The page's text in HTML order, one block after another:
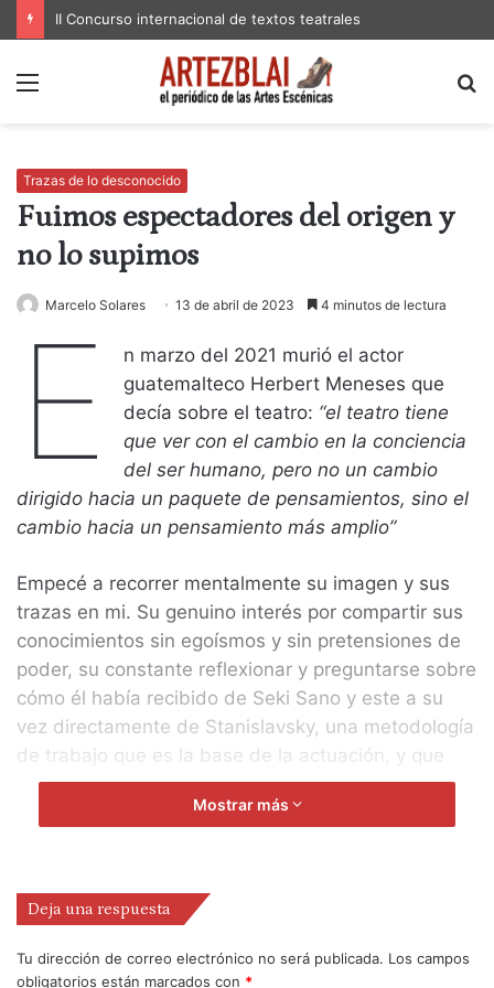
II Concurso internacional de textos teatrales
Menú
Trazas de lo desconocido
Fuimos espectadores del origen y
no lo supimos
Marcelo Solares 13 de abril de 2023 4 minutos de lectura
E
n marzo del 2021 murió el actor
guatemalteco Herbert Meneses que
decía sobre el teatro: “el teatro tiene
que ver con el cambio en la conciencia
del ser humano, pero no un cambio
dirigido hacia un paquete de pensamientos, sino el
cambio hacia un pensamiento más amplio”
Empecé a recorrer mentalmente su imagen y sus
trazas en mi. Su genuino interés por compartir sus
conocimientos sin egoísmos y sin pretensiones de
poder, su constante reflexionar y preguntarse sobre
cómo él había recibido de Seki Sano y este a su
vez directamente de Stanislavsky, una metodología
de trabajo que es la base de la actuación, y que
año tras año, durante toda su carrera, durante toda
su vida, se dedicó a entender, a oficiar y más tarde
experiencia de los conocimientos porque no se
trataba de replicar formas, sino de dejarse
atravesar por la experiencia y, desde ahí, el
Mostrar más
Deja una respuesta
Tu dirección de correo electrónico no será publicada. Los campos
obligatorios están marcados con *